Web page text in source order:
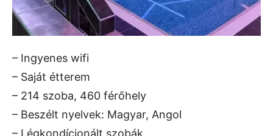
– Ingyenes wifi
– Saját étterem
– 214 szoba, 460 férőhely
– Beszélt nyelvek: Magyar, Angol
– Légkondícionált szobák